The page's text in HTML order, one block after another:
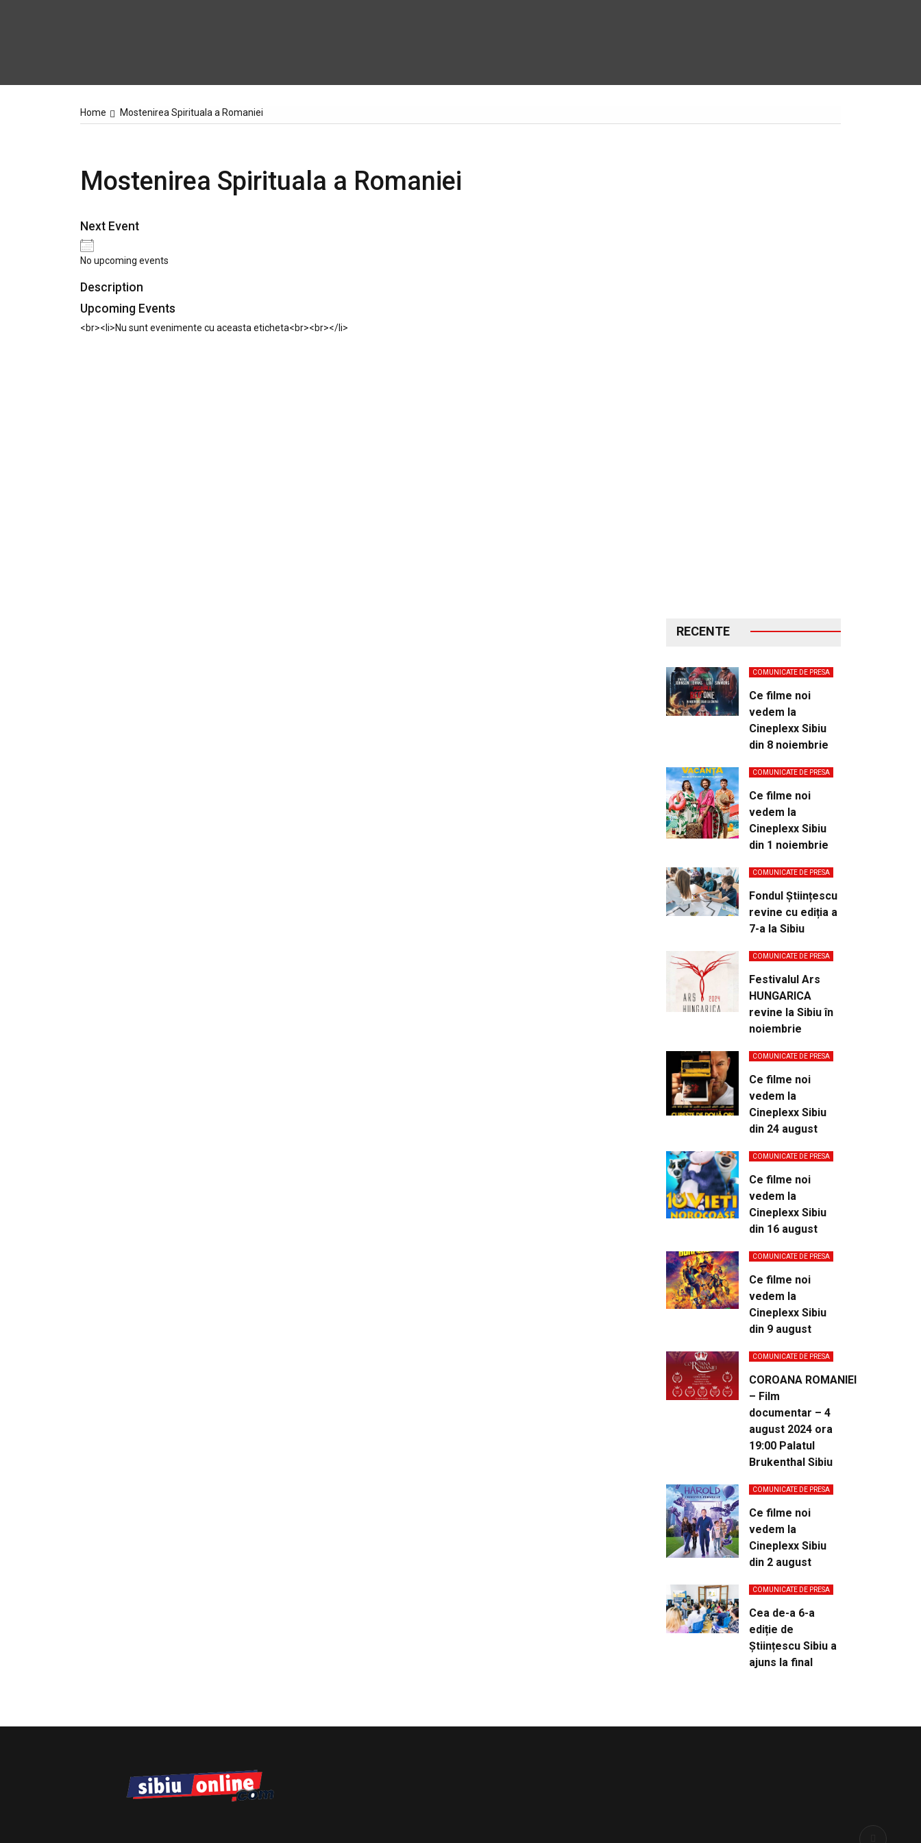
Home Mostenirea Spirituala a Romaniei
Mostenirea Spirituala a Romaniei
Next Event
No upcoming events
Description
Upcoming Events
<br><li>Nu sunt evenimente cu aceasta eticheta<br><br></li>
RECENTE
COMUNICATE DE PRESA
Ce filme noi
vedem la
Cineplexx Sibiu
din 8 noiembrie
COMUNICATE DE PRESA
Ce filme noi
vedem la
Cineplexx Sibiu
din 1 noiembrie
COMUNICATE DE PRESA
Fondul Științescu
revine cu ediția a
7-a la Sibiu
COMUNICATE DE PRESA
Festivalul Ars
HUNGARICA
revine la Sibiu în
noiembrie
COMUNICATE DE PRESA
Ce filme noi
vedem la
Cineplexx Sibiu
din 24 august
COMUNICATE DE PRESA
Ce filme noi
vedem la
Cineplexx Sibiu
din 16 august
COMUNICATE DE PRESA
Ce filme noi
vedem la
Cineplexx Sibiu
din 9 august
COMUNICATE DE PRESA
COROANA ROMANIEI
– Film
documentar – 4
august 2024 ora
19:00 Palatul
Brukenthal Sibiu
COMUNICATE DE PRESA
Ce filme noi
vedem la
Cineplexx Sibiu
din 2 august
COMUNICATE DE PRESA
Cea de-a 6-a
ediție de
Științescu Sibiu a
ajuns la final